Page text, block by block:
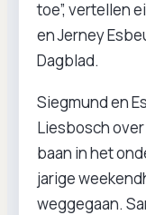
toe”, vertellen
en Jerney
Dagblad.
Siegmund en
Liesbosch
baan in het
jarige
weggegaan.